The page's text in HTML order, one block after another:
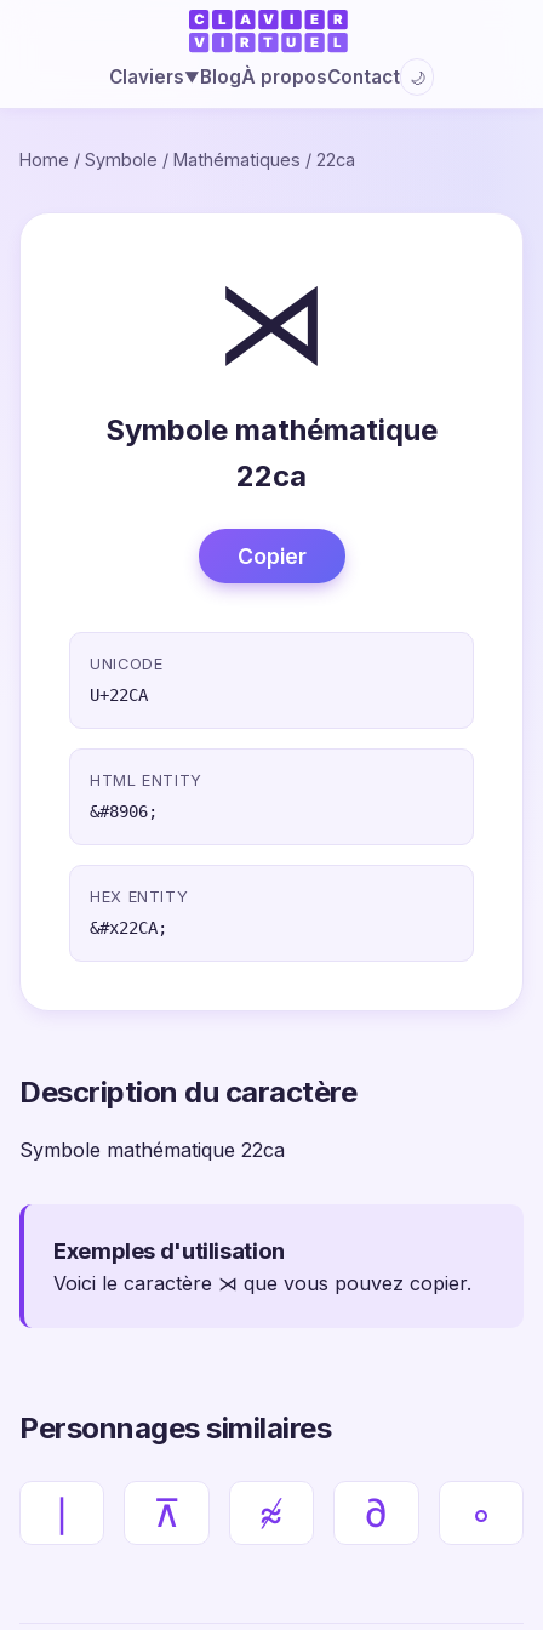
Claviers▼BlogÀ proposContact 🌙
Home / Symbole / Mathématiques / 22ca
⋊
Symbole mathématique
22ca
Copier
UNICODE
U+22CA
HTML ENTITY
&#8906;
HEX ENTITY
&#x22CA;
Description du caractère
Symbole mathématique 22ca
Exemples d'utilisation
Voici le caractère ⋊ que vous pouvez copier.
Personnages similaires
∣ ⊼ ≉ ∂ ∘